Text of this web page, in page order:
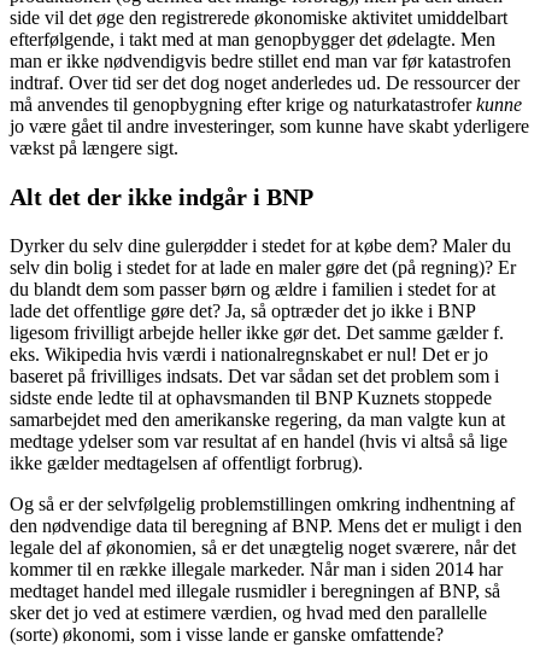
side vil det øge den registrerede økonomiske aktivitet umiddelbart
efterfølgende, i takt med at man genopbygger det ødelagte. Men
man er ikke nødvendigvis bedre stillet end man var før katastrofen
indtraf. Over tid ser det dog noget anderledes ud. De ressourcer der
må anvendes til genopbygning efter krige og naturkatastroferkunne
jo være gået til andre investeringer, som kunne have skabt yderligere
vækst på længere sigt.
Alt det der ikke indgår i BNP
Dyrker du selv dine gulerødder i stedet for at købe dem? Maler du
selv din bolig i stedet for at lade en maler gøre det (på regning)? Er
du blandt dem som passer børn og ældre i familien i stedet for at
lade det offentlige gøre det? Ja, så optræder det jo ikke i BNP
ligesom frivilligt arbejde heller ikke gør det. Det samme gælder f.
eks. Wikipedia hvis værdi i nationalregnskabet er nul! Det er jo
baseret på frivilliges indsats. Det var sådan set det problem som i
sidste ende ledte til at ophavsmanden til BNP Kuznets stoppede
samarbejdet med den amerikanske regering, da man valgte kun at
medtage ydelser som var resultat af en handel (hvis vi altså så lige
ikke gælder medtagelsen af offentligt forbrug).
Og så er der selvfølgelig problemstillingen omkring indhentning af
den nødvendige data til beregning af BNP. Mens det er muligt i den
legale del af økonomien, så er det unægtelig noget sværere, når det
kommer til en række illegale markeder. Når man i siden 2014 har
medtaget handel med illegale rusmidler i beregningen af BNP, så
sker det jo ved at estimere værdien, og hvad med den parallelle
(sorte) økonomi, som i visse lande er ganske omfattende?